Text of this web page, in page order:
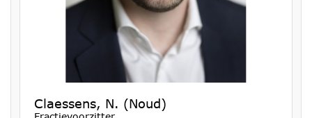
Claessens, N. (Noud)